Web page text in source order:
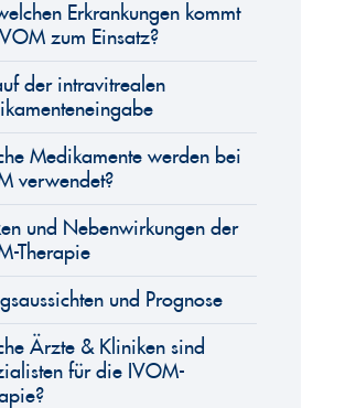
Erkrankungen kommt
zum Einsatz?
der intravitrealen
Medikamente werden bei
verwendet?
und Nebenwirkungen der
Therapie
und Prognose
Ärzte & Kliniken sind
für die IVOM-